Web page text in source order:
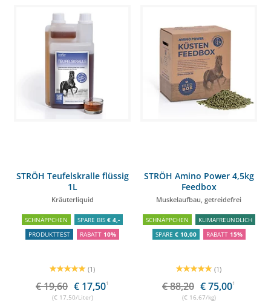
STRÖH Teufelskralle flüssig
1L
Kräuterliquid
SCHNÄPPCHEN SPARE BIS € 4,-
PRODUKTTEST
RABATT 10%
(1)
€ 19,60 € 17,501
(€ 17,50/Liter)
STRÖH Amino Power 4,5kg
Feedbox
Muskelaufbau, getreidefrei
SCHNÄPPCHEN
KLIMAFREUNDLICH
SPARE € 10,00 RABATT 15%
(1)
€ 88,20 € 75,001
(€ 16,67/kg)